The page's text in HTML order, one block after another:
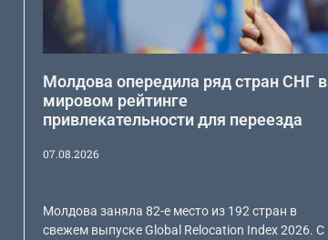
Молдова опередила ряд стран СНГ в
мировом рейтинге
привлекательности для переезда
07.08.2026
Молдова заняла 82-е место из 192 стран в
свежем выпуске Global Relocation Index 2026. С